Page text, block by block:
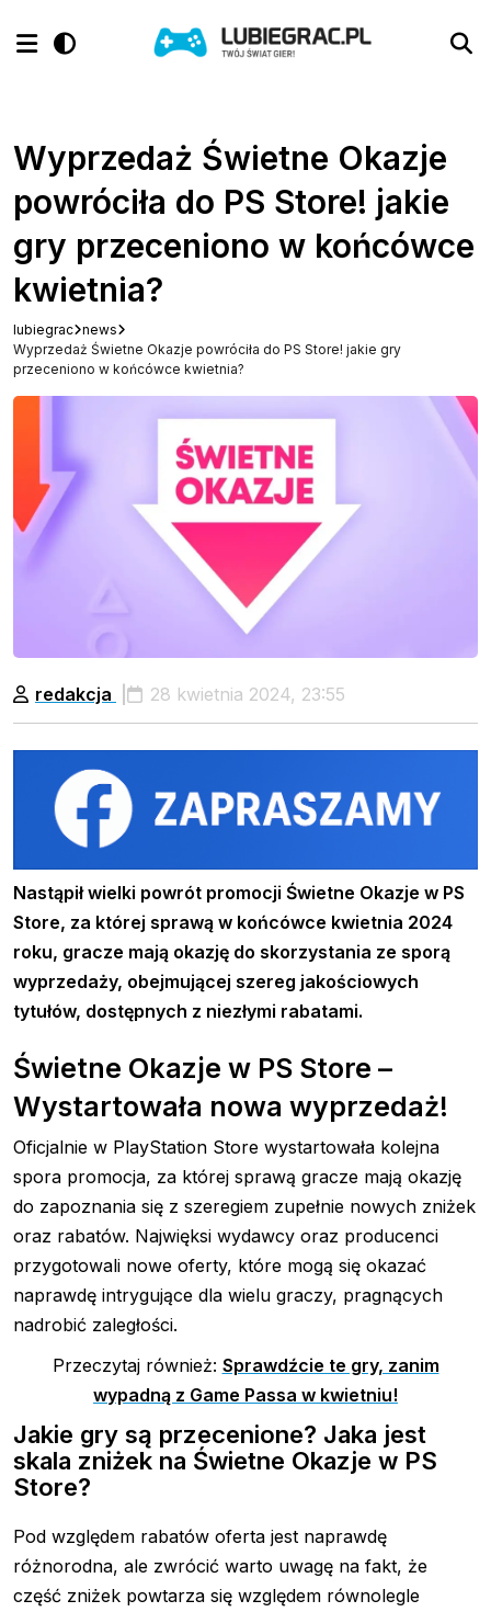
Wyprzedaż Świetne Okazje
powróciła do PS Store! jakie
gry przeceniono w końcówce
kwietnia?
lubiegrac news
Wyprzedaż Świetne Okazje powróciła do PS Store! jakie gry
przeceniono w końcówce kwietnia?
redakcja 28 kwietnia 2024, 23:55
Nastąpił wielki powrót promocji Świetne Okazje w PS
Store, za której sprawą w końcówce kwietnia 2024
roku, gracze mają okazję do skorzystania ze sporą
wyprzedaży, obejmującej szereg jakościowych
tytułów, dostępnych z niezłymi rabatami.
Świetne Okazje w PS Store –
Wystartowała nowa wyprzedaż!
Oficjalnie w PlayStation Store wystartowała kolejna
spora promocja, za której sprawą gracze mają okazję
do zapoznania się z szeregiem zupełnie nowych zniżek
oraz rabatów. Najwięksi wydawcy oraz producenci
przygotowali nowe oferty, które mogą się okazać
naprawdę intrygujące dla wielu graczy, pragnących
nadrobić zaległości.
Przeczytaj również: Sprawdźcie te gry, zanim
wypadną z Game Passa w kwietniu!
Jakie gry są przecenione? Jaka jest
skala zniżek na Świetne Okazje w PS
Store?
Pod względem rabatów oferta jest naprawdę
różnorodna, ale zwrócić warto uwagę na fakt, że
część zniżek powtarza się względem równolegle